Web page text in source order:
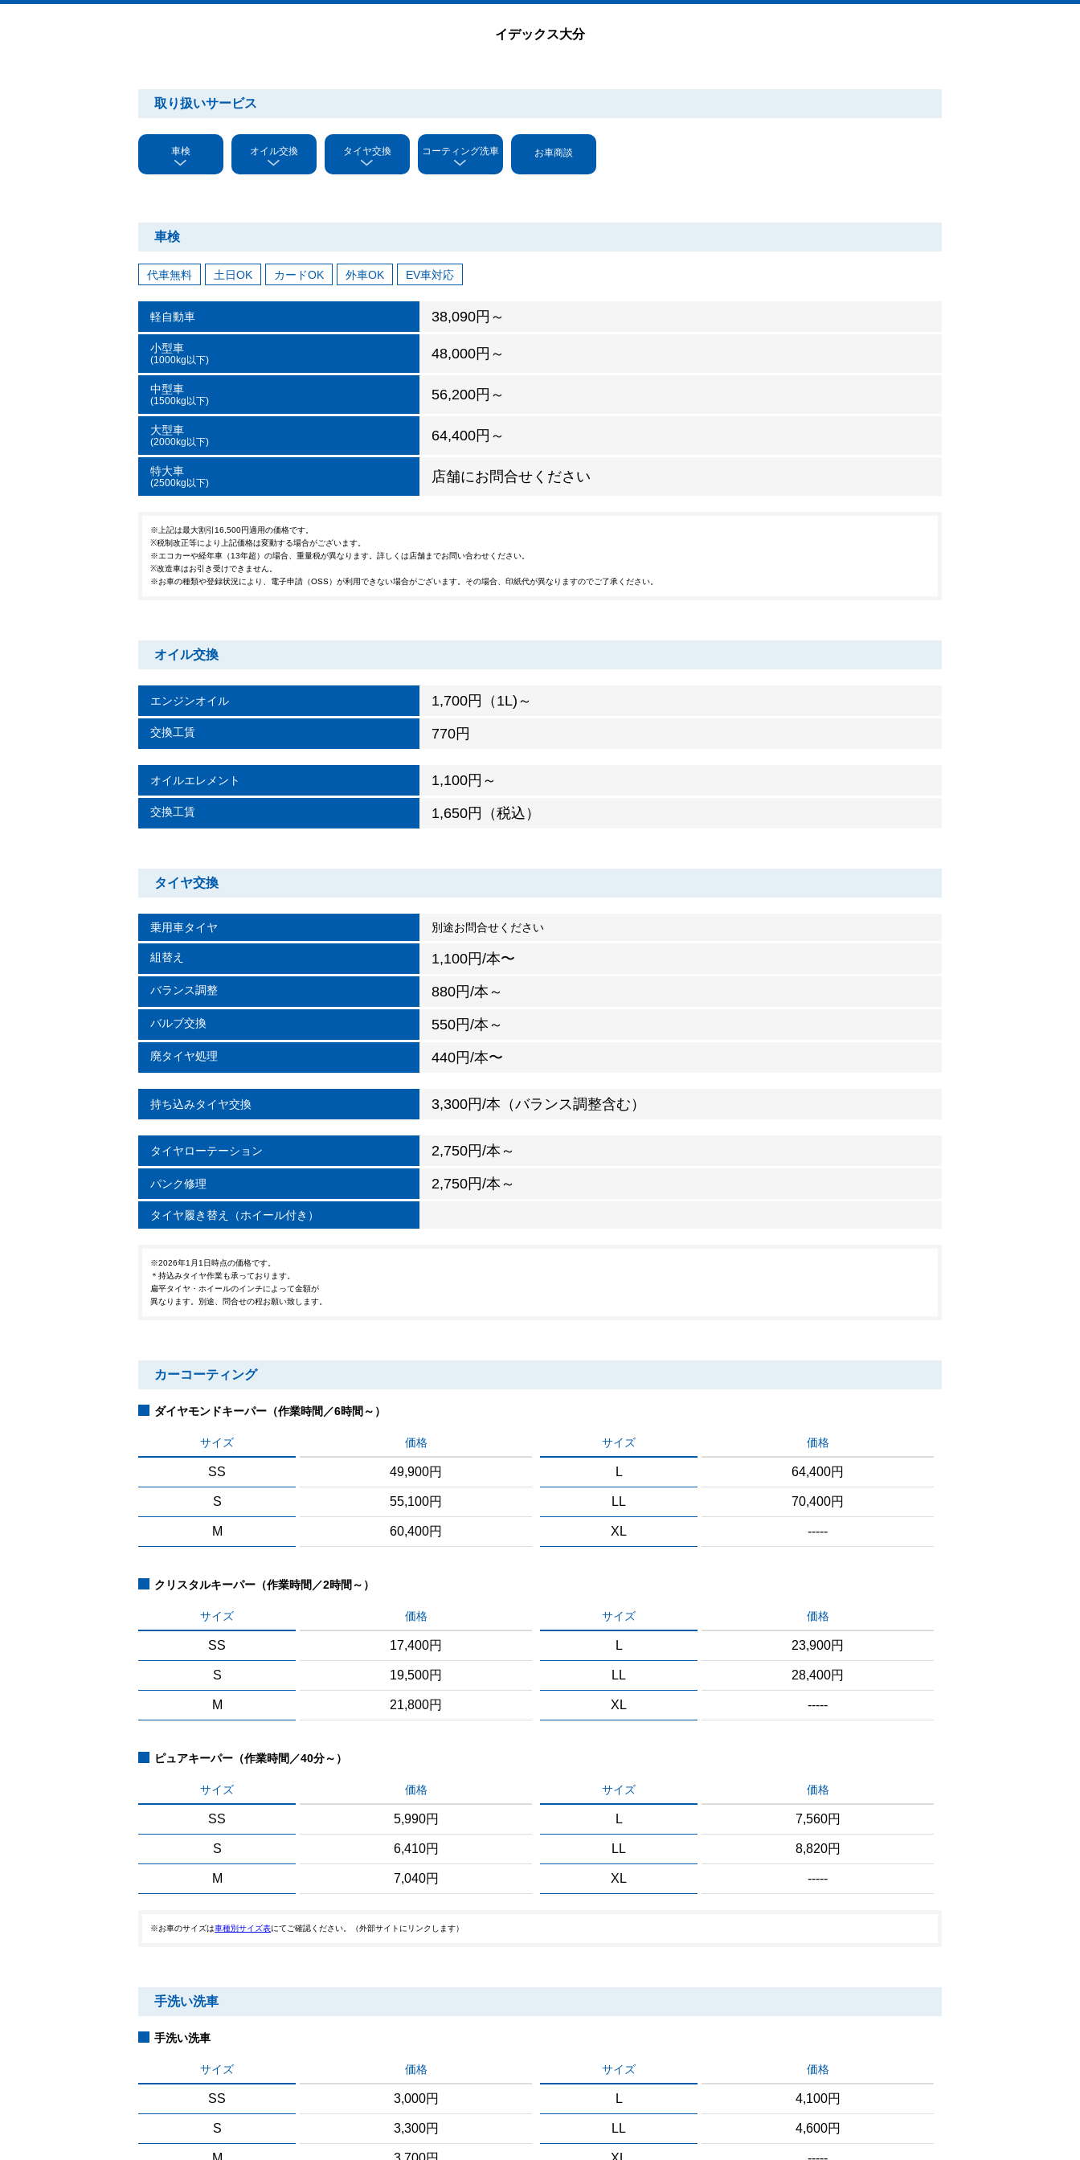
イデックス大分
取り扱いサービス
車検 オイル交換 タイヤ交換 コーティング洗車 お車商談
車検
代車無料 土日OK カードOK 外車OK EV車対応
軽自動車 38,090円～
小型車
(1000kg以下) 48,000円～
中型車
(1500kg以下) 56,200円～
大型車
(2000kg以下) 64,400円～
特大車
(2500kg以下) 店舗にお問合せください
※上記は最大割引16,500円適用の価格です。
※税制改正等により上記価格は変動する場合がございます。
※エコカーや経年車（13年超）の場合、重量税が異なります。詳しくは店舗までお問い合わせください。
※改造車はお引き受けできません。
※お車の種類や登録状況により、電子申請（OSS）が利用できない場合がございます。その場合、印紙代が異なりますのでご了承ください。
オイル交換
エンジンオイル 1,700円（1L)～
交換工賃 770円
オイルエレメント 1,100円～
交換工賃 1,650円（税込）
タイヤ交換
乗用車タイヤ 別途お問合せください
組替え 1,100円/本〜
バランス調整 880円/本～
バルブ交換 550円/本～
廃タイヤ処理 440円/本〜
持ち込みタイヤ交換 3,300円/本（バランス調整含む）
タイヤローテーション 2,750円/本～
パンク修理 2,750円/本～
タイヤ履き替え（ホイール付き）
※2026年1月1日時点の価格です。
＊持込みタイヤ作業も承っております。
扁平タイヤ・ホイールのインチによって金額が
異なります。別途、問合せの程お願い致します。
カーコーティング
ダイヤモンドキーパー（作業時間／6時間～）
サイズ 価格
SS 49,900円
S 55,100円
M 60,400円
サイズ 価格
L 64,400円
LL 70,400円
XL -----
クリスタルキーパー（作業時間／2時間～）
サイズ 価格
SS 17,400円
S 19,500円
M 21,800円
サイズ 価格
L 23,900円
LL 28,400円
XL -----
ピュアキーパー（作業時間／40分～）
サイズ 価格
SS 5,990円
S 6,410円
M 7,040円
サイズ 価格
L 7,560円
LL 8,820円
XL -----
※お車のサイズは車種別サイズ表にてご確認ください。（外部サイトにリンクします）
手洗い洗車
手洗い洗車
サイズ 価格
SS 3,000円
S 3,300円
サイズ 価格
L 4,100円
LL 4,600円